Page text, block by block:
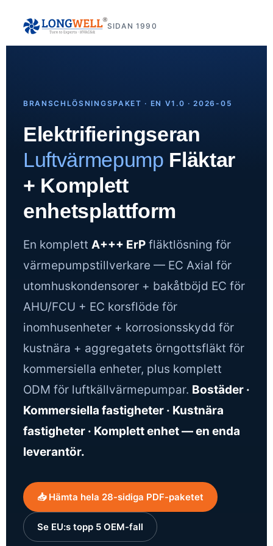
SIDAN 1990
BRANSCHLÖSNINGSPAKET · EN V1.0 · 2026-05
Elektrifieringseran
Luftvärmepump Fläktar
+ Komplett
enhetsplattform
En komplett A+++ ErP fläktlösning för
värmepumpstillverkare — EC Axial för
utomhuskondensorer + bakåtböjd EC för
AHU/FCU + EC korsflöde för
inomhusenheter + korrosionsskydd för
kustnära + aggregatets örngottsfläkt för
kommersiella enheter, plus komplett
ODM för luftkällvärmepumpar. Bostäder ·
Kommersiella fastigheter · Kustnära
fastigheter · Komplett enhet — en enda
leverantör.
📥 Hämta hela 28-sidiga PDF-paketet
Se EU:s topp 5 OEM-fall